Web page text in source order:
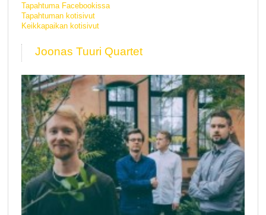
Tapahtuma Facebookissa
Tapahtuman kotisivut
Keikkapaikan kotisivut
Joonas Tuuri Quartet